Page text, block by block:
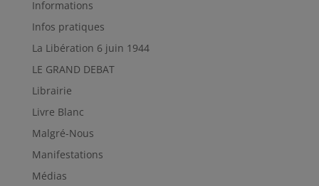
Informations
Infos pratiques
La Libération 6 juin 1944
LE GRAND DEBAT
Librairie
Livre Blanc
Malgré-Nous
Manifestations
Médias